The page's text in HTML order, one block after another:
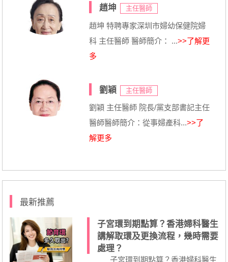
趙坤 主任醫師
趙坤 特聘專家深圳市婦幼保健院婦
科 主任醫師 醫師簡介： ...>>了解更
多
劉穎 主任醫師
劉穎 主任醫師 院長/黨支部書記主任
醫師醫師簡介：從事婦產科...>>了
解更多
最新推薦
子宮環到期點算？香港婦科醫生
講解取環及更換流程，幾時需要
處理？
子宮環到期點算？香港婦科醫生